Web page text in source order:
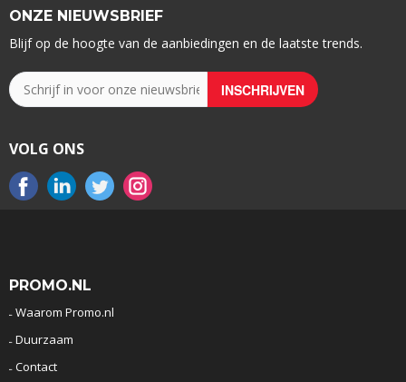
ONZE NIEUWSBRIEF
Blijf op de hoogte van de aanbiedingen en de laatste trends.
VOLG ONS
PROMO.NL
Waarom Promo.nl
Duurzaam
Contact